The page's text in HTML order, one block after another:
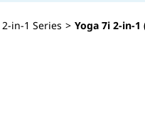
2-in-1 Series > Yoga 7i 2-in-1